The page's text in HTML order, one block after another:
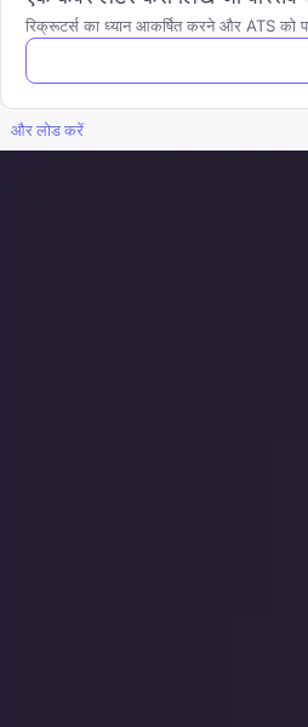
रिक्रूटर्स का ध्यान आकर्षित करने और ATS
और लोड करें